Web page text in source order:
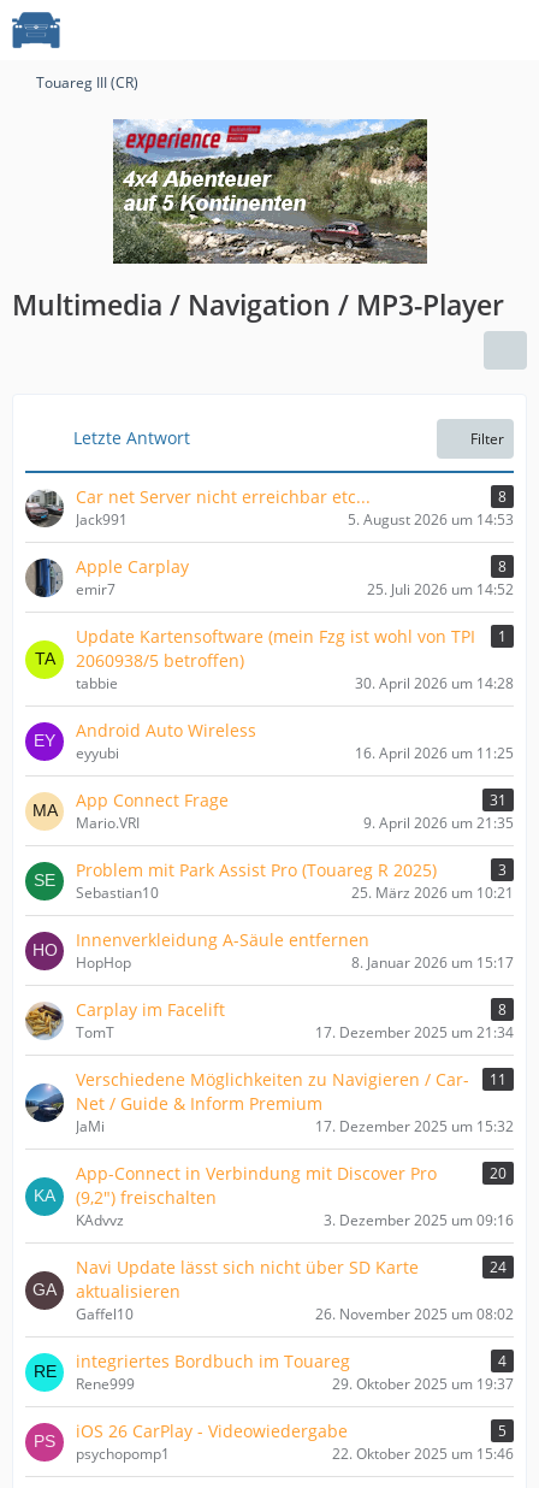
Touareg III (CR)
Multimedia / Navigation / MP3-Player
Letzte Antwort Filter
Car net Server nicht erreichbar etc...
8
Jack991
5. August 2026 um 14:53
Apple Carplay
8
emir7
25. Juli 2026 um 14:52
Update Kartensoftware (mein Fzg ist wohl von TPI
2060938/5 betroffen)
1
tabbie 30. April 2026 um 14:28
Android Auto Wireless
eyyubi 16. April 2026 um 11:25
App Connect Frage
31
Mario.VRI
9. April 2026 um 21:35
Problem mit Park Assist Pro (Touareg R 2025)
3
Sebastian10
25. März 2026 um 10:21
Innenverkleidung A-Säule entfernen
HopHop 8. Januar 2026 um 15:17
Carplay im Facelift
8
TomT
17. Dezember 2025 um 21:34
Verschiedene Möglichkeiten zu Navigieren / Car-
Net / Guide & Inform Premium
11
JaMi 17. Dezember 2025 um 15:32
App-Connect in Verbindung mit Discover Pro
(9,2") freischalten
20
KAdvvz 3. Dezember 2025 um 09:16
Navi Update lässt sich nicht über SD Karte
aktualisieren
24
Gaffel10 26. November 2025 um 08:02
integriertes Bordbuch im Touareg
4
Rene999
29. Oktober 2025 um 19:37
iOS 26 CarPlay - Videowiedergabe
5
psychopomp1
22. Oktober 2025 um 15:46